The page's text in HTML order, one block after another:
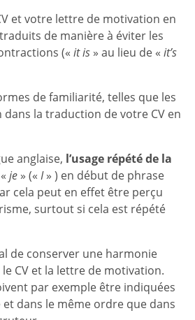
et votre lettre de motivation en
de manière à éviter les
(« it is » au lieu de « it’s
de familiarité, telles que les
dans la traduction de votre CV en
anglaise, l’usage répété de la
« je » (« I» ) en début de phrase
cela peut en effet être perçu
surtout si cela est répété
de conserver une harmonie
CV et la lettre de motivation.
par exemple être indiquées
dans le même ordre que dans